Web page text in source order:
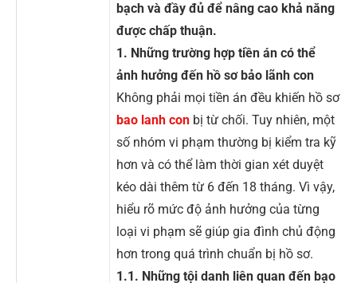
bạch và đầy đủ để nâng cao khả năng
được chấp thuận.
1. Những trường hợp tiền án có thể
ảnh hưởng đến hồ sơ bảo lãnh con
Không phải mọi tiền án đều khiến hồ sơ
bao lanh con bị từ chối. Tuy nhiên, một
số nhóm vi phạm thường bị kiểm tra kỹ
hơn và có thể làm thời gian xét duyệt
kéo dài thêm từ 6 đến 18 tháng. Vì vậy,
hiểu rõ mức độ ảnh hưởng của từng
loại vi phạm sẽ giúp gia đình chủ động
hơn trong quá trình chuẩn bị hồ sơ.
1.1. Những tội danh liên quan đến bạo